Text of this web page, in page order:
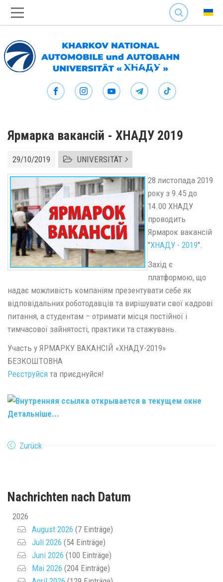
SEARCH
Ярмарка вакансій - ХНАДУ 2019
29/10/2019 UNIVERSITÄT
28 листопада 2019
року з 9.45 до
14.00 ХНАДУ
проводить
Ярмарок вакансій
"ХНАДУ - 2019".
Захід є
платформою, що
надає можливість компаніям презентувати себе як
відповідальних роботодавців та вирішувати свої кадрові
питання, а студентам – отримати місця постійної і
тимчасової зайнятості, практики та стажувань.
Участь у ЯРМАРКУ ВАКАНСІЙ «ХНАДУ-2019»
БЕЗКОШТОВНА
Реєструйся та приєднуйся!
Детальніше...
Zurück
Nachrichten nach Datum
2026
August 2026 (7 Einträge)
Juli 2026 (54 Einträge)
Juni 2026 (100 Einträge)
Mai 2026 (204 Einträge)